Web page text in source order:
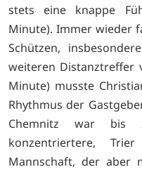
stets eine knappe
Minute). Immer wieder
Schützen,
weiteren Distanztreffer
Minute) musste
Rhythmus der
Chemnitz war bis
konzentriertere,
Mannschaft, der aber